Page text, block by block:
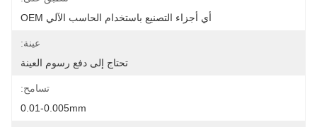
أي أجزاء التصنيع باستخدام الحاسب الآلي OEM
عينة:
تحتاج إلى دفع رسوم العينة
تسامح:
0.01-0.005mm